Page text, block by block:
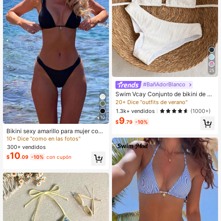
10
Bikini sexy amarillo para mujer con
colgante floral, conjunto de dos pie
zas sin espalda para traje de baño,
elegante y casual para vacaciones
en la playa, primavera/verano, negr
10+ Dice "como en las fotos"
300+ vendidos
$10.09 -10% con cupón
25
#BañAdorBlanco
Swim Vcay Conjunto de bikini de 2
piezas con tirantes finos, cuello halt
er, base negra, lunares blancos y es
tampado aleatorio dulce y lindo con
corte alto en los laterales para muje
20+ Dice "outfits de verano"
1.3k+ vendidos
(1000+)
$9.79 -10%